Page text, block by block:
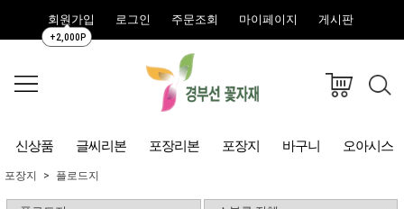
회원가입
+2,000P
로그인 주문조회 마이페이지 게시판
신상품 글씨리본 포장리본 포장지 바구니 오아시스
포장지 플로드지